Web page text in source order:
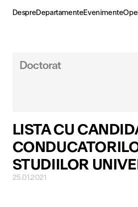
DespreDepartamenteEvenimente
Doctorat
LISTA CU
STUDIILOR
25.01.2021